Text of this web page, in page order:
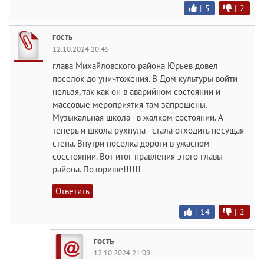
| 5 | 2
гость
12.10.2024 20:45
глава Михайловского района Юрьев довел
поселок до уничтожения. В Дом культуры войти
нельзя, так как он в аварийном состоянии и
массовые мероприятия там запрещены.
Музыкальная школа - в жалком состоянии. А
теперь и школа рухнула - стала отходить несущая
стена. Внутри поселка дороги в ужасном
сосстоянии. Вот итог правления этого главы
района. Позорище!!!!!!
Ответить
| 14 | 2
гость
12.10.2024 21:09